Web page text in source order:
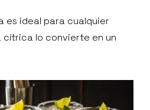
es ideal para cualquier
cítrica lo convierte en un